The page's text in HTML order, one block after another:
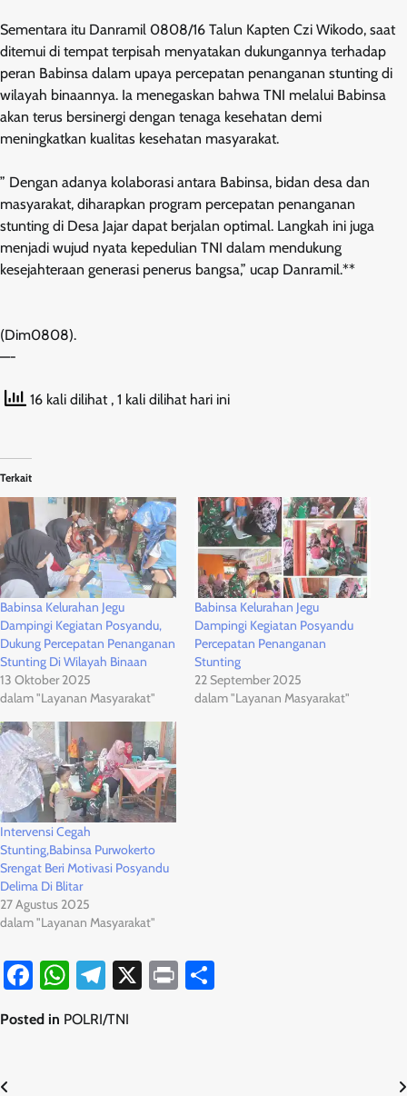
Sementara itu Danramil 0808/16 Talun Kapten Czi Wikodo, saat
ditemui di tempat terpisah menyatakan dukungannya terhadap
peran Babinsa dalam upaya percepatan penanganan stunting di
wilayah binaannya. Ia menegaskan bahwa TNI melalui Babinsa
akan terus bersinergi dengan tenaga kesehatan demi
meningkatkan kualitas kesehatan masyarakat.
” Dengan adanya kolaborasi antara Babinsa, bidan desa dan
masyarakat, diharapkan program percepatan penanganan
stunting di Desa Jajar dapat berjalan optimal. Langkah ini juga
menjadi wujud nyata kepedulian TNI dalam mendukung
kesejahteraan generasi penerus bangsa,” ucap Danramil.**
(Dim0808).
—-
16 kali dilihat , 1 kali dilihat hari ini
Terkait
Babinsa Kelurahan Jegu
Dampingi Kegiatan Posyandu,
Dukung Percepatan Penanganan
Stunting Di Wilayah Binaan
13 Oktober 2025
dalam "Layanan Masyarakat"
Babinsa Kelurahan Jegu
Dampingi Kegiatan Posyandu
Percepatan Penanganan
Stunting
22 September 2025
dalam "Layanan Masyarakat"
Intervensi Cegah
Stunting,Babinsa Purwokerto
Srengat Beri Motivasi Posyandu
Delima Di Blitar
27 Agustus 2025
dalam "Layanan Masyarakat"
Facebook
WhatsApp
Telegram
X Print
Posted in POLRI/TNI